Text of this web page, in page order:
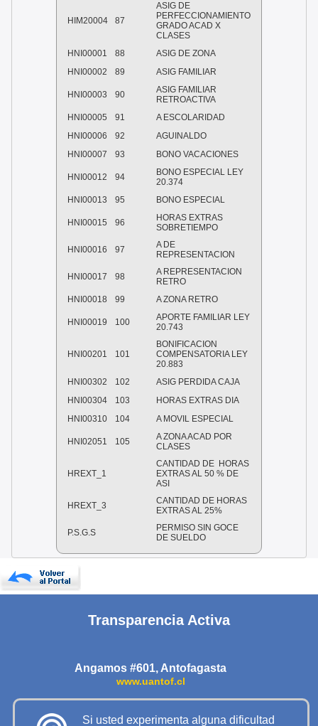
HIM20004 87
ASIG DE
PERFECCIONAMIENTO
GRADO ACAD X
CLASES
HNI00001
88
ASIG DE ZONA
HNI00002
89 ASIG FAMILIAR
HNI00003 90
ASIG FAMILIAR
RETROACTIVA
HNI00005
91
A ESCOLARIDAD
HNI00006
92
AGUINALDO
HNI00007
93 BONO VACACIONES
HNI00012 94
BONO ESPECIAL LEY
20.374
HNI00013
95 BONO ESPECIAL
HNI00015 96
HORAS EXTRAS
SOBRETIEMPO
HNI00016 97
A DE
REPRESENTACION
HNI00017 98
A REPRESENTACION
RETRO
HNI00018
99 A ZONA RETRO
HNI00019 100
APORTE FAMILIAR LEY
20.743
HNI00201 101
BONIFICACION
COMPENSATORIA LEY
20.883
HNI00302
102
ASIG PERDIDA CAJA
HNI00304
103
HORAS EXTRAS DIA
HNI00310
104 A MOVIL ESPECIAL
HNI02051 105
A ZONA ACAD POR
CLASES
HREXT_1
CANTIDAD DE HORAS
EXTRAS AL 50 % DE
ASI
HREXT_3
CANTIDAD DE HORAS
EXTRAS AL 25%
P.S.G.S
PERMISO SIN GOCE
DE SUELDO
Transparencia Activa
Angamos #601, Antofagasta
www.uantof.cl
Si usted experimenta alguna dificultad